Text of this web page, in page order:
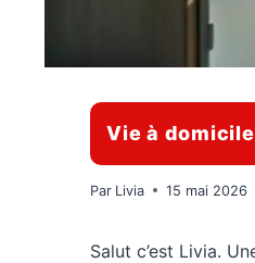
Vie à
Par Livia 15 mai 2026
Salut c’est Livia.